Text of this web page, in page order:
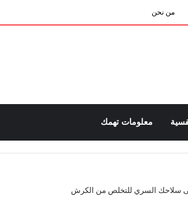
من نحن
معلومات تهمك
سلاحك السري للتخلص من الكرش